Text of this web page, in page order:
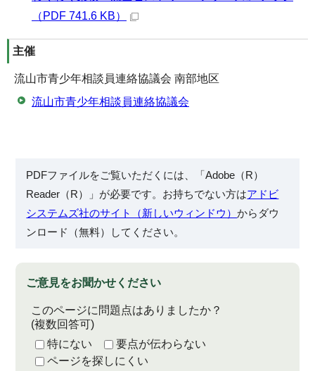
（PDF 741.6 KB）
主催
流山市青少年相談員連絡協議会 南部地区
流山市青少年相談員連絡協議会
PDFファイルをご覧いただくには、「Adobe（R）
Reader（R）」が必要です。お持ちでない方はアドビ
システムズ社のサイト（新しいウィンドウ）からダウ
ンロード（無料）してください。
ご意見をお聞かせください
このページに問題点はありましたか？
(複数回答可)
特にない
要点が伝わらない
ページを探しにくい